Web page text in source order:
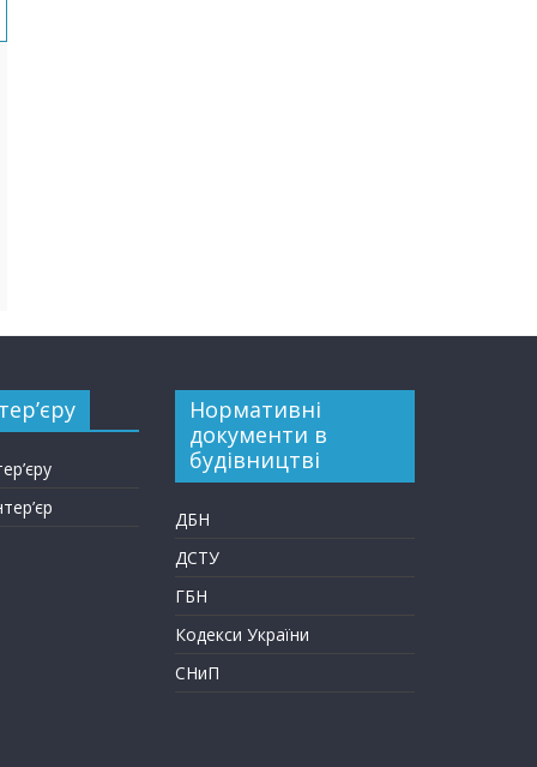
Нормативні
документи в
будівництві
ДБН
ДСТУ
ГБН
Кодекси України
СНиП